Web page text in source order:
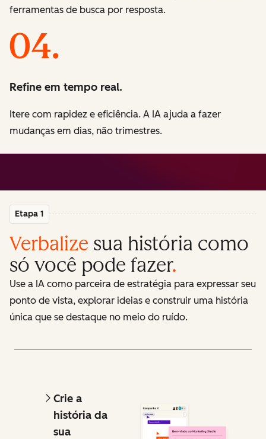
ferramentas de busca por resposta.
Refine em tempo real.
Itere com rapidez e eficiência. A IA ajuda a fazer
mudanças em dias, não trimestres.
Etapa 1
Verbalize sua história como
só você pode fazer.
Use a IA como parceira de estratégia para expressar seu
ponto de vista, explorar ideias e construir uma história
única que se destaque no meio do ruído.
Crie a
história da
sua